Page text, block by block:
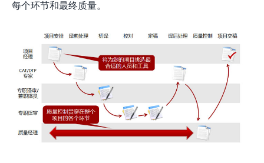
每个环节和最终质量。